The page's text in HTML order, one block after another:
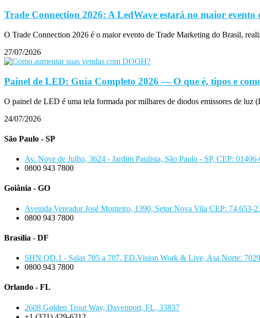
Trade Connection 2026: A LedWave estará no maior
O Trade Connection 2026 é o maior evento de Trade Marketing do Brasil,
27/07/2026
Painel de LED: Guia Completo 2026 — O que é, tipos e
O painel de LED é uma tela formada por milhares de diodos emissores de
24/07/2026
São Paulo - SP
Av. Nove de Julho, 3624 - Jardim Paulista, São Paulo - SP, CEP:
0800 943 7800
Goiânia - GO
Avenida Vereador José Monteiro, 1390, Setor Nova Vila CEP: 74.653-
0800 943 7800
Brasília - DF
SHN QD.1 - Salas 705 a 707. ED.Vision Work & Live, Asa Norte:
0800 943 7800
Orlando - FL
2608 Golden Trout Way, Davenport, FL, 33837